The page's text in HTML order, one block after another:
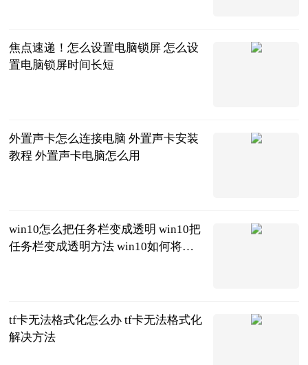
焦点速递！怎么设置电脑锁屏 怎么设
置电脑锁屏时间长短
外置声卡怎么连接电脑 外置声卡安装
教程 外置声卡电脑怎么用
win10怎么把任务栏变成透明 win10把
任务栏变成透明方法 win10如何将任
tf卡无法格式化怎么办 tf卡无法格式化
解决方法